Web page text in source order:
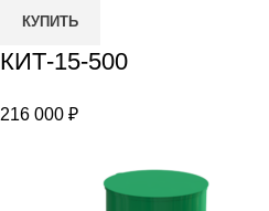
Количество
КИТ-15-
КУПИТЬ
КИТ-15-500
216 000 ₽